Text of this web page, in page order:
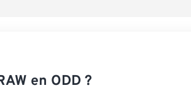
en ODD ?